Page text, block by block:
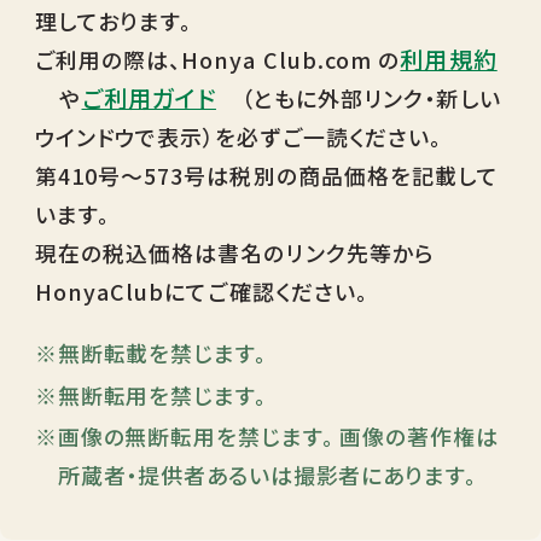
理しております。
ご利用の際は、Honya Club.com の利用規約
やご利用ガイド
（ともに外部リンク・新しい
ウインドウで表示）を必ずご一読ください。
第410号～573号は税別の商品価格を記載して
います。
現在の税込価格は書名のリンク先等から
HonyaClubにてご確認ください。
無断転載を禁じます。
無断転用を禁じます。
画像の無断転用を禁じます。 画像の著作権は
所蔵者・提供者あるいは撮影者にあります。